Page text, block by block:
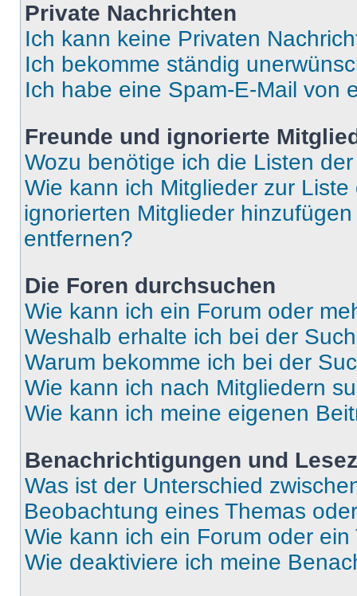
Private Nachrichten
Ich kann keine Privaten
Ich bekomme ständig
Ich habe eine Spam-E-Mail von
Freunde und ignorierte
Wozu benötige ich die Listen
Wie kann ich Mitglieder zur
ignorierten Mitglieder
entfernen?
Die Foren durchsuchen
Wie kann ich ein Forum oder
Weshalb erhalte ich bei der
Warum bekomme ich bei der
Wie kann ich nach Mitgliedern
Wie kann ich meine eigenen
Benachrichtigungen und
Was ist der Unterschied
Beobachtung eines Themas
Wie kann ich ein Forum oder
Wie deaktiviere ich meine